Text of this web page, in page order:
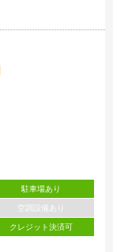
駐車場あり
空調設備あり
クレジット決済可